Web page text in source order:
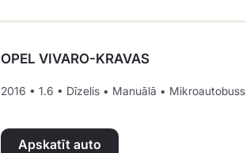
OPEL VIVARO-KRAVAS
2016 • 1.6 • Dīzelis • Manuālā • Mikroautobuss
Apskatīt auto